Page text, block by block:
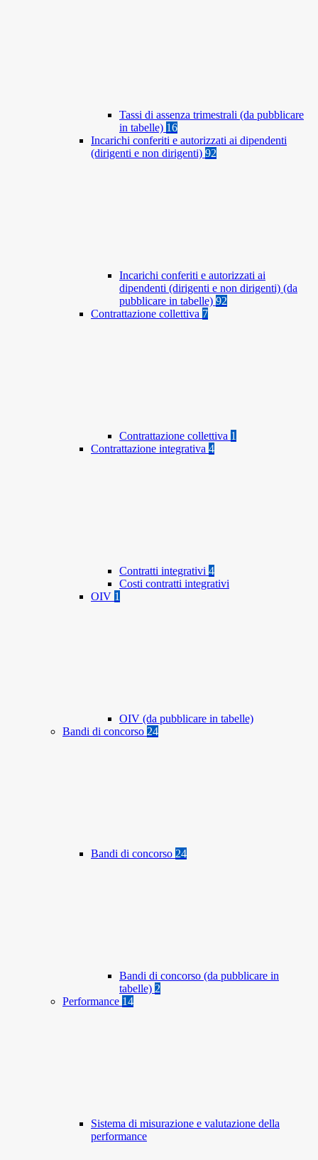
Tassi di assenza trimestrali (da pubblicare
in tabelle) 16
Incarichi conferiti e autorizzati ai dipendenti
(dirigenti e non dirigenti) 92
Incarichi conferiti e autorizzati ai
dipendenti (dirigenti e non dirigenti) (da
pubblicare in tabelle) 92
Contrattazione collettiva 7
Contrattazione collettiva 1
Contrattazione integrativa 4
Contratti integrativi 4
Costi contratti integrativi
OIV 1
OIV (da pubblicare in tabelle)
Bandi di concorso 24
Bandi di concorso 24
Bandi di concorso (da pubblicare in
tabelle) 2
Performance 14
Sistema di misurazione e valutazione della
performance